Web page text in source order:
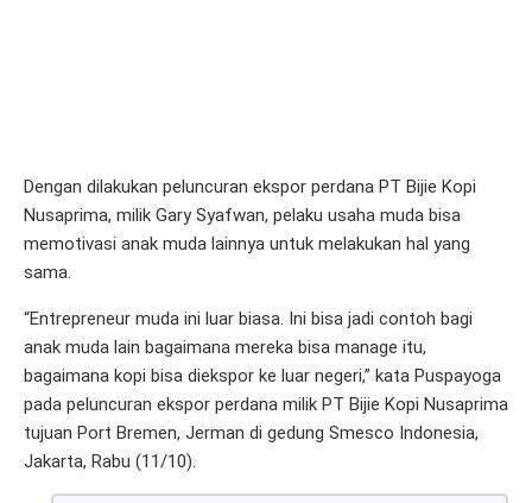
Dengan dilakukan peluncuran ekspor perdana PT Bijie Kopi
Nusaprima, milik Gary Syafwan, pelaku usaha muda bisa
memotivasi anak muda lainnya untuk melakukan hal yang
sama.
“Entrepreneur muda ini luar biasa. Ini bisa jadi contoh bagi
anak muda lain bagaimana mereka bisa manage itu,
bagaimana kopi bisa diekspor ke luar negeri,” kata Puspayoga
pada peluncuran ekspor perdana milik PT Bijie Kopi Nusaprima
tujuan Port Bremen, Jerman di gedung Smesco Indonesia,
Jakarta, Rabu (11/10).